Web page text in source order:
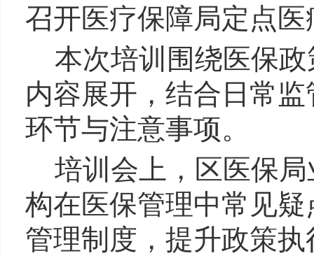
召开医疗保障局定点
本次培训围绕医保
内容展开，结合日常
环节与注意事项。
培训会上，区医保
构在医保管理中常见
管理制度，提升政策